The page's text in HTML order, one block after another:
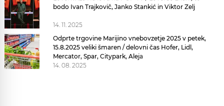
bodo Ivan Trajkovič, Janko Stankić in Viktor Zelj
14. 11. 2025
Odprte trgovine Marijino vnebovzetje 2025 v petek,
15.8.2025 veliki šmaren / delovni čas Hofer, Lidl,
Mercator, Spar, Citypark, Aleja
14. 08. 2025